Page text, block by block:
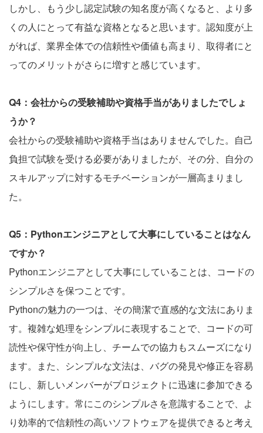
しかし、もう少し認定試験の知名度が高くなると、より多
くの人にとって有益な資格となると思います。認知度が上
がれば、業界全体での信頼性や価値も高まり、取得者にと
ってのメリットがさらに増すと感じています。
Q4：会社からの受験補助や資格手当がありましたでしょ
うか？
会社からの受験補助や資格手当はありませんでした。自己
負担で試験を受ける必要がありましたが、その分、自分の
スキルアップに対するモチベーションが一層高まりまし
た。
Q5：Pythonエンジニアとして大事にしていることはなん
ですか？
Pythonエンジニアとして大事にしていることは、コードの
シンプルさを保つことです。
Pythonの魅力の一つは、その簡潔で直感的な文法にありま
す。複雑な処理をシンプルに表現することで、コードの可
読性や保守性が向上し、チームでの協力もスムーズになり
ます。また、シンプルな文法は、バグの発見や修正を容易
にし、新しいメンバーがプロジェクトに迅速に参加できる
ようにします。常にこのシンプルさを意識することで、よ
り効率的で信頼性の高いソフトウェアを提供できると考え